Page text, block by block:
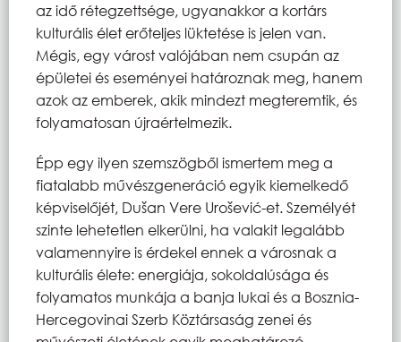
az idő rétegzettsége, ugyanakkor a kortárs
kulturális élet erőteljes lüktetése is jelen van.
Mégis, egy várost valójában nem csupán az
épületei és eseményei határoznak meg, hanem
azok az emberek, akik mindezt megteremtik, és
folyamatosan újraértelmezik.
Épp egy ilyen szemszögből ismertem meg a
fiatalabb művészgeneráció egyik kiemelkedő
képviselőjét, Dušan Vere Urošević-et. Személyét
szinte lehetetlen elkerülni, ha valakit legalább
valamennyire is érdekel ennek a városnak a
kulturális élete: energiája, sokoldalúsága és
folyamatos munkája a banja lukai és a Bosznia-
Hercegovinai Szerb Köztársaság zenei és